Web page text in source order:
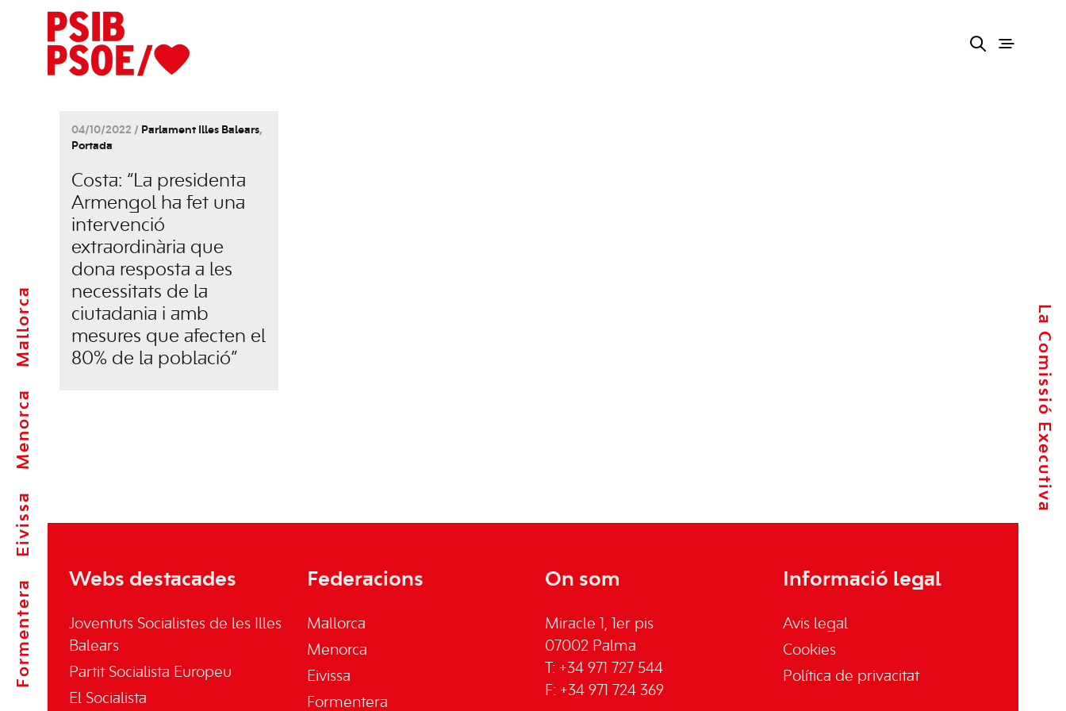
Formentera
Eivissa
Menorca
Mallorca La Comissió Executiva
04/10/2022 / Parlament Illes Balears,
Portada
Costa: “La presidenta
Armengol ha fet una
intervenció
extraordinària que
dona resposta a les
necessitats de la
ciutadania i amb
mesures que afecten el
80% de la població”
Webs destacades
Joventuts Socialistes de les Illes
Balears
Partit Socialista Europeu
El Socialista
Federacions
Mallorca
Menorca
Eivissa
Formentera
On som
Miracle 1, 1er pis
07002 Palma
T: +34 971 727 544
F: +34 971 724 369
Informació legal
Avis legal
Cookies
Política de privacitat